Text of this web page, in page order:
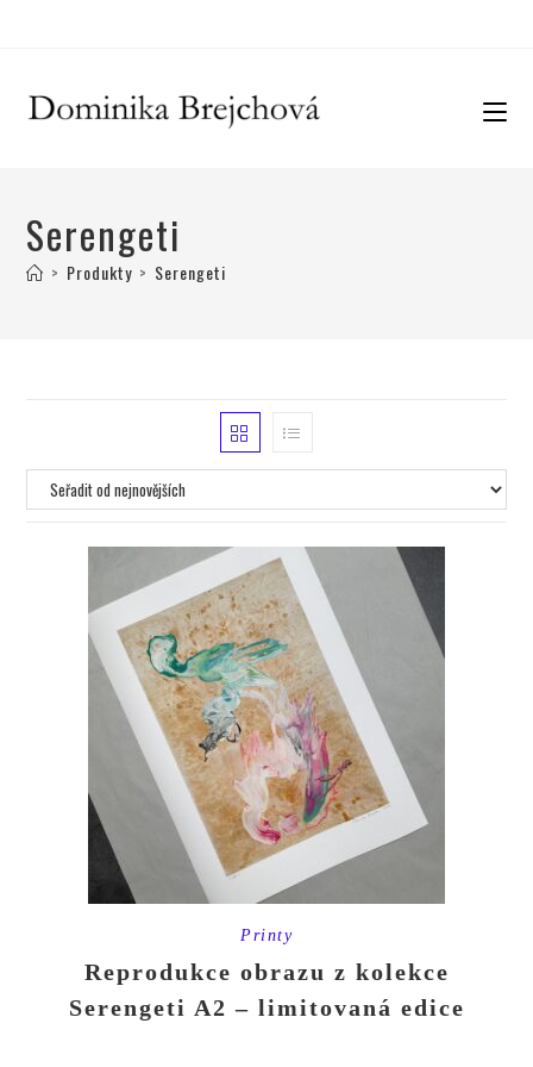
Serengeti
> Produkty > Serengeti
Printy
Reprodukce obrazu z kolekce
Serengeti A2 – limitovaná edice